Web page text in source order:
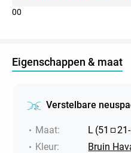
00
Eigenschappen & maat
Verstelbare
Maat: L (51 21-
Kleur:
Bruin